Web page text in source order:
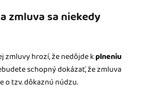
zmluva sa niekedy
zmluvy hrozí, že nedôjde kplneniu
schopný dokázať, že zmluva
o tzv. dôkaznú núdzu.